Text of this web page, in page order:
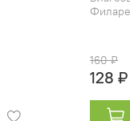
160 ₽
128 ₽